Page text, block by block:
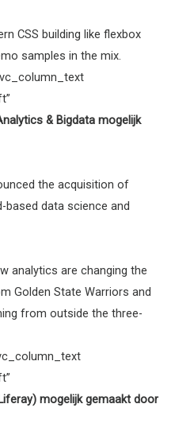
CSS building like flexbox
samples in the mix.
& Bigdata mogelijk
the acquisition of
based data science and
analytics are changing the
Golden State Warriors and
from outside the three-
mogelijk gemaakt door